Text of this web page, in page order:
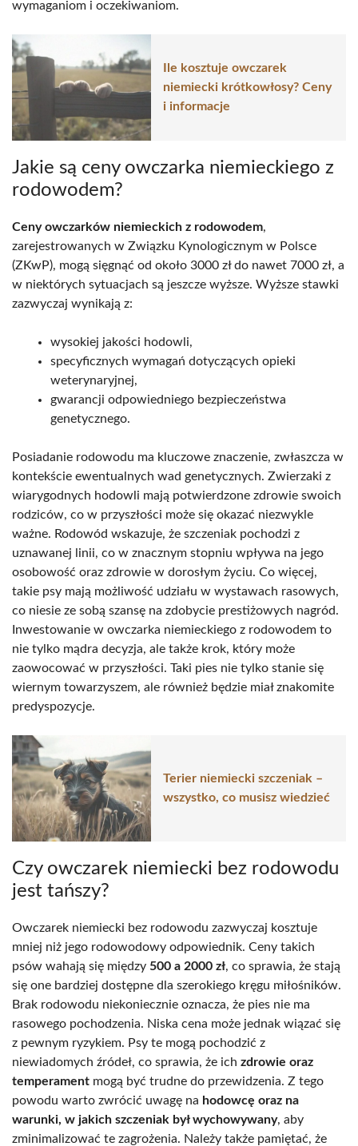
wymaganiom i oczekiwaniom.
Ile kosztuje owczarek
niemiecki krótkowłosy? Ceny
i informacje
Jakie są ceny owczarka niemieckiego z
rodowodem?
Ceny owczarków niemieckich z rodowodem,
zarejestrowanych w Związku Kynologicznym w Polsce
(ZKwP), mogą sięgnąć od około 3000 zł do nawet 7000 zł, a
w niektórych sytuacjach są jeszcze wyższe. Wyższe stawki
zazwyczaj wynikają z:
wysokiej jakości hodowli,
specyficznych wymagań dotyczących opieki
weterynaryjnej,
gwarancji odpowiedniego bezpieczeństwa
genetycznego.
Posiadanie rodowodu ma kluczowe znaczenie, zwłaszcza w
kontekście ewentualnych wad genetycznych. Zwierzaki z
wiarygodnych hodowli mają potwierdzone zdrowie swoich
rodziców, co w przyszłości może się okazać niezwykle
ważne. Rodowód wskazuje, że szczeniak pochodzi z
uznawanej linii, co w znacznym stopniu wpływa na jego
osobowość oraz zdrowie w dorosłym życiu. Co więcej,
takie psy mają możliwość udziału w wystawach rasowych,
co niesie ze sobą szansę na zdobycie prestiżowych nagród.
Inwestowanie w owczarka niemieckiego z rodowodem to
nie tylko mądra decyzja, ale także krok, który może
zaowocować w przyszłości. Taki pies nie tylko stanie się
wiernym towarzyszem, ale również będzie miał znakomite
predyspozycje.
Terier niemiecki szczeniak –
wszystko, co musisz wiedzieć
Czy owczarek niemiecki bez rodowodu
jest tańszy?
Owczarek niemiecki bez rodowodu zazwyczaj kosztuje
mniej niż jego rodowodowy odpowiednik. Ceny takich
psów wahają się między 500 a 2000 zł, co sprawia, że stają
się one bardziej dostępne dla szerokiego kręgu miłośników.
Brak rodowodu niekoniecznie oznacza, że pies nie ma
rasowego pochodzenia. Niska cena może jednak wiązać się
z pewnym ryzykiem. Psy te mogą pochodzić z
niewiadomych źródeł, co sprawia, że ich zdrowie oraz
temperament mogą być trudne do przewidzenia. Z tego
powodu warto zwrócić uwagę na hodowcę oraz na
warunki, w jakich szczeniak był wychowywany, aby
zminimalizować te zagrożenia. Należy także pamiętać, że